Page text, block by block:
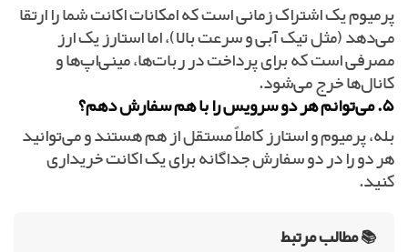
پرمیوم یک اشتراک زمانی است که امکانات اکانت شما را ارتقا
می‌دهد (مثل تیک آبی و سرعت بالا)، اما استارز یک ارز
مصرفی است که برای پرداخت در ربات‌ها، مینی‌اپ‌ها و
کانال‌ها خرج می‌شود.
۵. می‌توانم هر دو سرویس را با هم سفارش دهم؟
بله، پرمیوم و استارز کاملاً مستقل از هم هستند و می‌توانید
هر دو را در دو سفارش جداگانه برای یک اکانت خریداری
کنید.
📚 مطالب مرتبط